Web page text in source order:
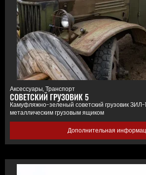
Аксессуары,Транспорт
СОВЕТСКИЙ ГРУЗОВИК 5
Камуфляжно-зеленый советский грузовик
металлическим грузовым ящиком
Дополнительная